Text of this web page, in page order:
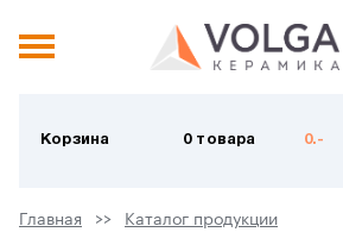
Корзина 0 товара 0.-
Главная Каталог продукции